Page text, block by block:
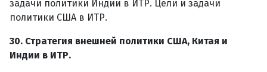
задачи политики Индии в ИТР. Цели и задачи
политики США в ИТР.
30. Стратегия внешней политики США, Китая и
Индии в ИТР.